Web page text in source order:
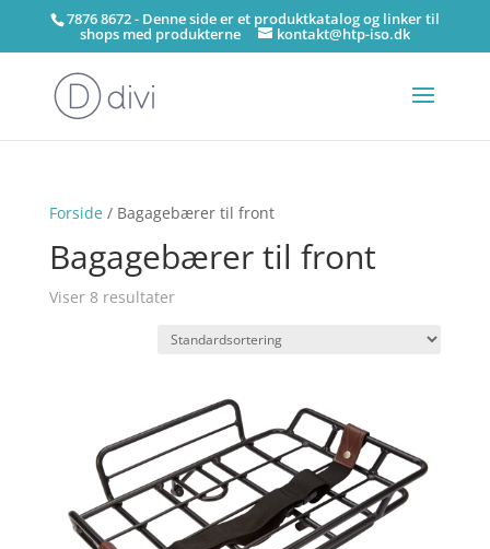
7876 8672 - Denne side er et produktkatalog og linker til
shops med produkterne kontakt@htp-iso.dk
Forside/ Bagagebærer til front
Bagagebærer til front
Viser 8 resultater